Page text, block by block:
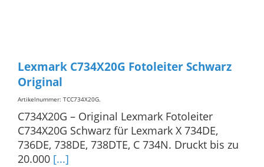
Lexmark C734X20G Fotoleiter Schwarz
Original
Artikelnummer: TCC734X20G.
C734X20G – Original Lexmark Fotoleiter
C734X20G Schwarz für Lexmark X 734DE,
736DE, 738DE, 738DTE, C 734N. Druckt bis zu
20.000 [...]